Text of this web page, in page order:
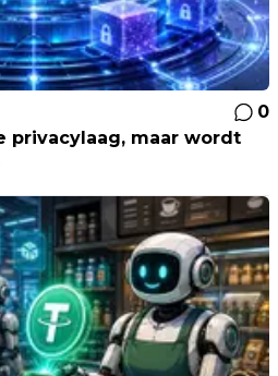
0
privacylaag, maar wordt